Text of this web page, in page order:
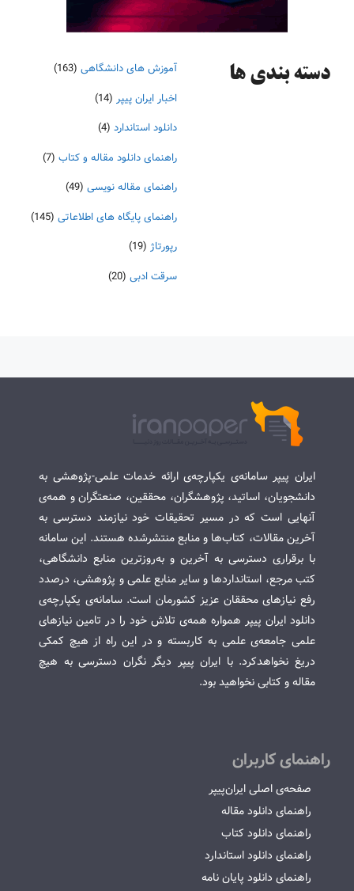
دسته‌ بندی ها آموزش های دانشگاهی (163)
اخبار ایران پیپر (14)
دانلود استاندارد (4)
راهنمای دانلود مقاله و کتاب (7)
راهنمای مقاله نویسی (49)
راهنمای پایگاه های اطلاعاتی (145)
رپورتاژ (19)
سرقت ادبی (20)
ایران پیپر سامانه‌ی یکپارچه‌ی ارائه خدمات علمی-پژوهشی به
دانشجویان، اساتید، پژوهشگران، محققین، صنعتگران و همه‌ی
آنهایی است که در مسیر تحقیقات خود نیازمند دسترسی به
آخرین مقالات، کتاب‌ها و منابع منتشرشده هستند. این سامانه
با برقراری دسترسی به آخرین و به‌روزترین منابع دانشگاهی،
کتب مرجع، استانداردها و سایر منابع علمی و پژوهشی، درصدد
رفع نیازهای محققان عزیز کشورمان است. سامانه‌ی یکپارچه‌ی
دانلود ایران پیپر همواره همه‌ی تلاش خود را در تامین نیازهای
علمی جامعه‌ی علمی به کاربسته و در این راه از هیچ کمکی
دریغ نخواهدکرد. با ایران پیپر دیگر نگران دسترسی به هیچ
مقاله و کتابی نخواهید بود.
راهنمای کاربران
صفحه‌ی اصلی ایران‌پیپر
راهنمای دانلود مقاله
راهنمای دانلود کتاب
راهنمای دانلود استاندارد
راهنمای دانلود پایان نامه